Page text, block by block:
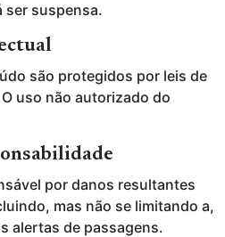
ser suspensa.
são protegidos por leis de
uso não autorizado do
por danos resultantes
mas não se limitando a,
alertas de passagens.